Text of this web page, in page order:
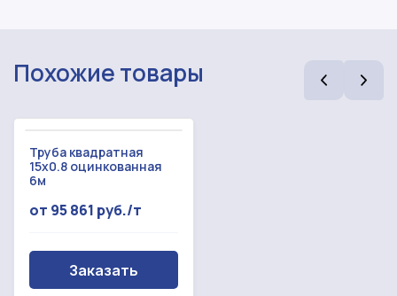
Похожие товары
Труба квадратная
15х0.8 оцинкованная
6м
от 95 861 руб./т
Заказать
Заполните форму ниже, чтобы получить
кратчайшие сроки.
Оставьте номер
Мы свяжемся с вами в ближайшее время!
Предоставим бесплатную консультацию по